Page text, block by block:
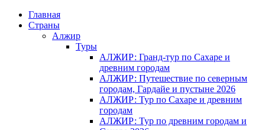
Главная
Страны
Алжир
Туры
АЛЖИР: Гранд-тур по Сахаре и
древним городам
АЛЖИР: Путешествие по северным
городам, Гардайе и пустыне 2026
АЛЖИР: Тур по Сахаре и древним
городам
АЛЖИР: Тур по древним городам и